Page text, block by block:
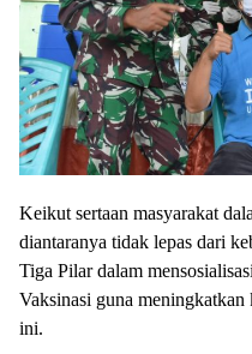
Keikut sertaan masyarakat
diantaranya tidak lepas dari
Tiga Pilar dalam
Vaksinasi guna
ini.